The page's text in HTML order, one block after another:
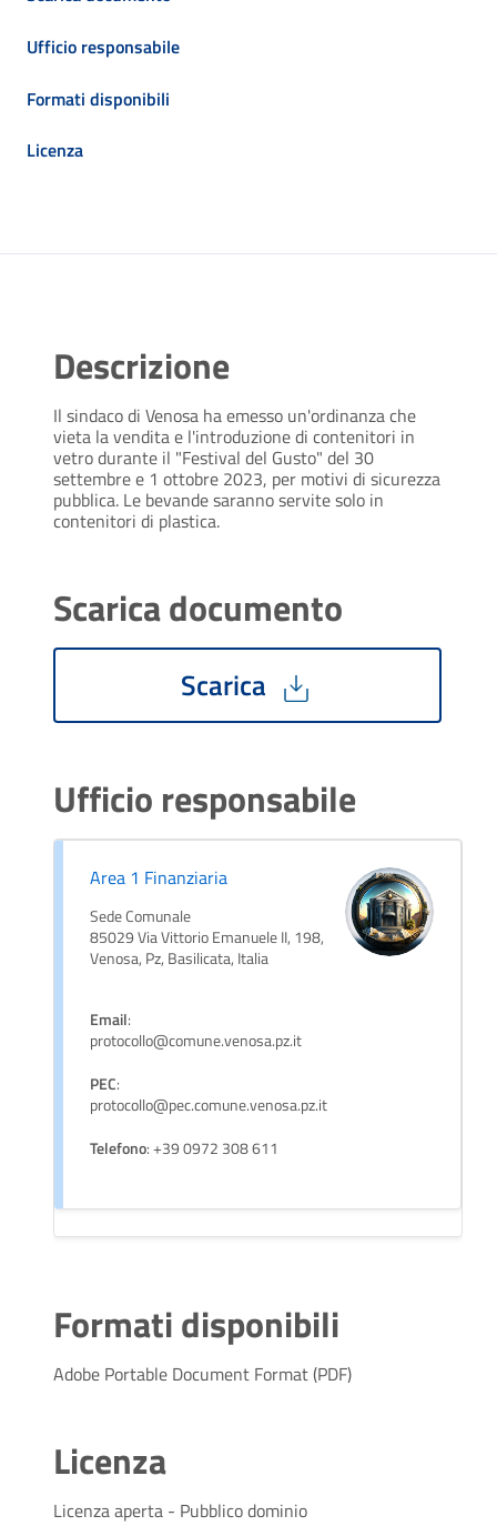
Ufficio responsabile
Formati disponibili
Licenza
Descrizione
Il sindaco di Venosa ha emesso un'ordinanza che
vieta la vendita e l'introduzione di contenitori in
vetro durante il "Festival del Gusto" del 30
settembre e 1 ottobre 2023, per motivi di sicurezza
pubblica. Le bevande saranno servite solo in
contenitori di plastica.
Scarica documento
Scarica
Ufficio responsabile
Area 1 Finanziaria
Sede Comunale
85029 Via Vittorio Emanuele II, 198,
Venosa, Pz, Basilicata, Italia
Email:
protocollo@comune.venosa.pz.it
PEC:
protocollo@pec.comune.venosa.pz.it
Telefono: +39 0972 308 611
Formati disponibili
Adobe Portable Document Format (PDF)
Licenza
Licenza aperta - Pubblico dominio